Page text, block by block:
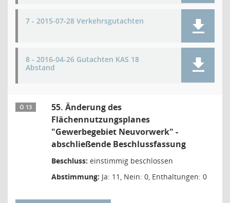
7 - 2015-07-28 Verkehrsgutachten
8 - 2016-04-26 Gutachten KAS 18
Abstand
Ö 13
55. Änderung des
Flächennutzungsplanes
"Gewerbegebiet Neuvorwerk" -
abschließende Beschlussfassung
Beschluss: einstimmig beschlossen
Abstimmung: Ja: 11, Nein: 0, Enthaltungen: 0